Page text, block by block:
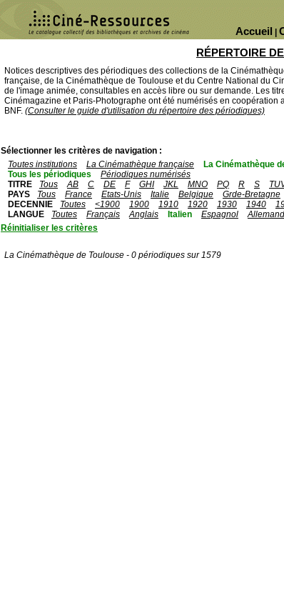
Accueil
RÉPERTOIRE
Notices descriptives des périodiques des collections de la
française, de la Cinémathèque de Toulouse et du Centre National du
de l'image animée, consultables en accès libre ou sur demande. Les
Cinémagazine et Paris-Photographe ont été numérisés en coopération
BNF. (Consulter le guide d'utilisation du répertoire des périodiques)
Sélectionner les critères de navigation :
Toutes institutions
La Cinémathèque française La Cinémathèque
Tous les périodiques
Périodiques numérisés
TITRE
Tous AB C DE F GHI JKL MNO PQ R S
PAYS
Tous France Etats-Unis Italie Belgique Grde-Bretagne
DECENNIE
Toutes <1900 1900 1910 1920 1930 1940
LANGUE
Toutes Français Anglais Italien Espagnol Allemand
Réinitialiser les critères
La Cinémathèque de Toulouse - 0 périodiques sur 1579